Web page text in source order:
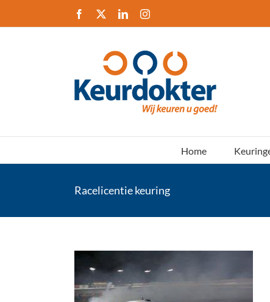
inhoud
Facebook LinkedInInstagram
Home
Racelicentie keuring